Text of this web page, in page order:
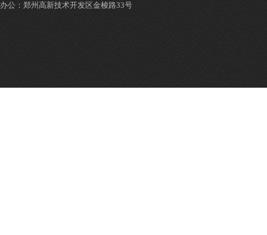
办公：郑州高新技术开发区金梭路33号